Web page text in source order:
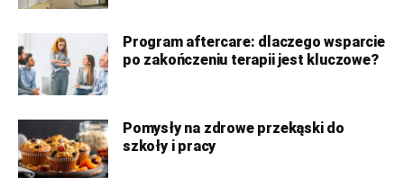
Program aftercare: dlaczego wsparcie
po zakończeniu terapii jest kluczowe?
Pomysły na zdrowe przekąski do
szkoły i pracy